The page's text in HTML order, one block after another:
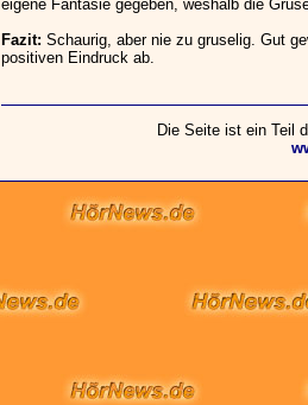
eigene Fantasie gegeben, weshalb die
Fazit: Schaurig, aber nie zu gruselig. Gut
positiven Eindruck ab.
Die Seite ist ein Teil